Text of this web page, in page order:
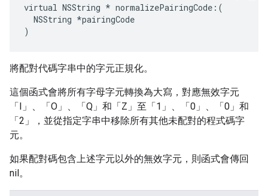
virtual NSString * normalizePairingCode:(
  NSString *pairingCode
)
將配對代碼字串中的字元正規化。
這個函式會將所有字母字元轉換為大寫，對應無效字元
「I」、「O」、「Q」和「Z」至「1」、「0」、「0」和
「2」，並從指定字串中移除所有其他未配對的程式碼字
元。
如果配對碼包含上述字元以外的無效字元，則函式會傳回
nil。